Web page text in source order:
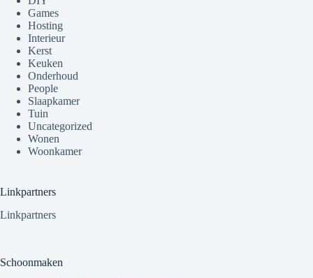
Games
Hosting
Interieur
Kerst
Keuken
Onderhoud
People
Slaapkamer
Tuin
Uncategorized
Wonen
Woonkamer
Linkpartners
Linkpartners
Schoonmaken